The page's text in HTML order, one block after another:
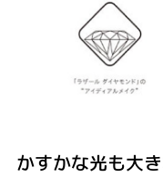
かすかな光も大